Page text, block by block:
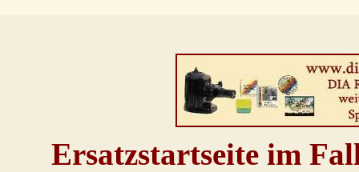
Ersatzstartseite im